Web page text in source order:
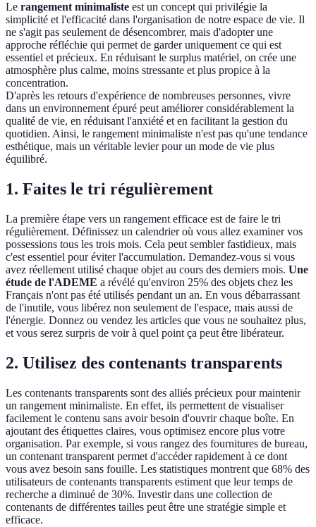
Le rangement minimaliste est un concept qui privilégie la
simplicité et l'efficacité dans l'organisation de notre espace de vie. Il
ne s'agit pas seulement de désencombrer, mais d'adopter une
approche réfléchie qui permet de garder uniquement ce qui est
essentiel et précieux. En réduisant le surplus matériel, on crée une
atmosphère plus calme, moins stressante et plus propice à la
concentration.
D'après les retours d'expérience de nombreuses personnes, vivre
dans un environnement épuré peut améliorer considérablement la
qualité de vie, en réduisant l'anxiété et en facilitant la gestion du
quotidien. Ainsi, le rangement minimaliste n'est pas qu'une tendance
esthétique, mais un véritable levier pour un mode de vie plus
équilibré.
1. Faites le tri régulièrement
La première étape vers un rangement efficace est de faire le tri
régulièrement. Définissez un calendrier où vous allez examiner vos
possessions tous les trois mois. Cela peut sembler fastidieux, mais
c'est essentiel pour éviter l'accumulation. Demandez-vous si vous
avez réellement utilisé chaque objet au cours des derniers mois. Une
étude de l'ADEME a révélé qu'environ 25% des objets chez les
Français n'ont pas été utilisés pendant un an. En vous débarrassant
de l'inutile, vous libérez non seulement de l'espace, mais aussi de
l'énergie. Donnez ou vendez les articles que vous ne souhaitez plus,
et vous serez surpris de voir à quel point ça peut être libérateur.
2. Utilisez des contenants transparents
Les contenants transparents sont des alliés précieux pour maintenir
un rangement minimaliste. En effet, ils permettent de visualiser
facilement le contenu sans avoir besoin d'ouvrir chaque boîte. En
ajoutant des étiquettes claires, vous optimisez encore plus votre
organisation. Par exemple, si vous rangez des fournitures de bureau,
un contenant transparent permet d'accéder rapidement à ce dont
vous avez besoin sans fouille. Les statistiques montrent que 68% des
utilisateurs de contenants transparents estiment que leur temps de
recherche a diminué de 30%. Investir dans une collection de
contenants de différentes tailles peut être une stratégie simple et
efficace.